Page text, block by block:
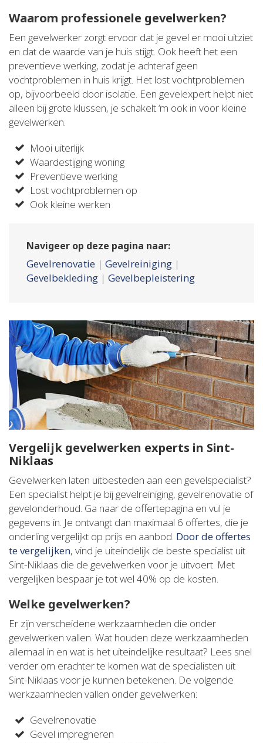
Waarom professionele gevelwerken?
Een gevelwerker zorgt ervoor dat je gevel er mooi uitziet
en dat de waarde van je huis stijgt. Ook heeft het een
preventieve werking, zodat je achteraf geen
vochtproblemen in huis krijgt. Het lost vochtproblemen
op, bijvoorbeeld door isolatie. Een gevelexpert helpt niet
alleen bij grote klussen, je schakelt ‘m ook in voor kleine
gevelwerken.
Mooi uiterlijk
Waardestijging woning
Preventieve werking
Lost vochtproblemen op
Ook kleine werken
Navigeer op deze pagina naar:
Gevelrenovatie | Gevelreiniging |
Gevelbekleding | Gevelbepleistering
Vergelijk gevelwerken experts in Sint-
Niklaas
Gevelwerken laten uitbesteden aan een gevelspecialist?
Een specialist helpt je bij gevelreiniging, gevelrenovatie of
gevelonderhoud. Ga naar de offertepagina en vul je
gegevens in. Je ontvangt dan maximaal 6 offertes, die je
onderling vergelijkt op prijs en aanbod. Door de offertes
te vergelijken, vind je uiteindelijk de beste specialist uit
Sint-Niklaas die de gevelwerken voor je uitvoert. Met
vergelijken bespaar je tot wel 40% op de kosten.
Welke gevelwerken?
Er zijn verscheidene werkzaamheden die onder
gevelwerken vallen. Wat houden deze werkzaamheden
allemaal in en wat is het uiteindelijke resultaat? Lees snel
verder om erachter te komen wat de specialisten uit
Sint-Niklaas voor je kunnen betekenen. De volgende
werkzaamheden vallen onder gevelwerken:
Gevelrenovatie
Gevel impregneren